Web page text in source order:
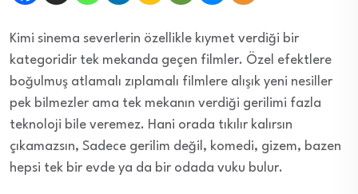
Kimi sinema severlerin özellikle kıymet verdiği bir
kategoridir tek mekanda geçen filmler. Özel efektlere
boğulmuş atlamalı zıplamalı filmlere alışık yeni nesiller
pek bilmezler ama tek mekanın verdiği gerilimi fazla
teknoloji bile veremez. Hani orada tıkılır kalırsın
çıkamazsın, Sadece gerilim değil, komedi, gizem, bazen
hepsi tek bir evde ya da bir odada vuku bulur.